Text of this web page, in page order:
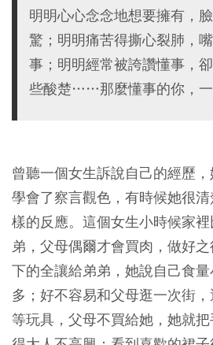
明明心心念念地想要擁有，
驚；明明痛苦得撕心裂肺，
事；明明經常被誇讚懂事，
些酸楚……那麼懂事的你，一
曾聽一個女生訴說自己的經歷
學會了察言觀色，有時候她很
樣的反應。這個女生小時候家
弟，父母偶爾才會買肉，做好
下的全讓給弟弟，她說自己食
多；好不容易和父母逛一次街
等玩具，父母不買給她，她就